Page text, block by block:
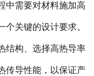
需要对材料施加高
关键的设计要求。
结构、选择高热导率
传导性能，以保证产